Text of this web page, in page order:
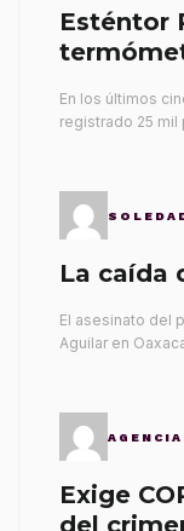
Esténtor
En los últimos
registrado 25
La caída
El asesinato del
Aguilar en
Exige
del